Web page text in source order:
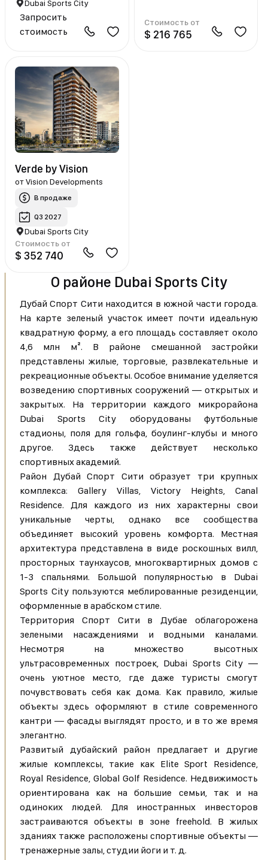
Dubai Sports City
Запросить
стоимость
Стоимость от
$ 216 765
Verde by Vision
отVision Developments
В продаже
Q3 2027
Dubai Sports City
Стоимость от
$ 352 740
О районе Dubai Sports City
Дубай Спорт Сити находится в южной части города.
На карте зеленый участок имеет почти идеальную
квадратную форму, а его площадь составляет около
4,6 млн м². В районе смешанной застройки
представлены жилые, торговые, развлекательные и
рекреационные объекты. Особое внимание уделяется
возведению спортивных сооружений — открытых и
закрытых. На территории каждого микрорайона
Dubai Sports City оборудованы футбольные
стадионы, поля для гольфа, боулинг-клубы и много
другое. Здесь также действует несколько
спортивных академий.
Район Дубай Спорт Сити образует три крупных
комплекса: Gallery Villas, Victory Heights, Canal
Residence. Для каждого из них характерны свои
уникальные черты, однако все сообщества
объединяет высокий уровень комфорта. Местная
архитектура представлена в виде роскошных вилл,
просторных таунхаусов, многоквартирных домов с
1-3 спальнями. Большой популярностью в Dubai
Sports City пользуются меблированные резиденции,
оформленные в арабском стиле.
Территория Спорт Сити в Дубае облагорожена
зелеными насаждениями и водными каналами.
Несмотря на множество высотных
ультрасовременных построек, Dubai Sports City —
очень уютное место, где даже туристы смогут
почувствовать себя как дома. Как правило, жилые
объекты здесь оформляют в стиле современного
кантри — фасады выглядят просто, и в то же время
элегантно.
Развитый дубайский район предлагает и другие
жилые комплексы, такие как Elite Sport Residence,
Royal Residence, Global Golf Residence. Недвижимость
ориентирована как на большие семьи, так и на
одиноких людей. Для иностранных инвесторов
застраиваются объекты в зоне freehold. В жилых
зданиях также расположены спортивные объекты —
тренажерные залы, студии йоги и т. д.